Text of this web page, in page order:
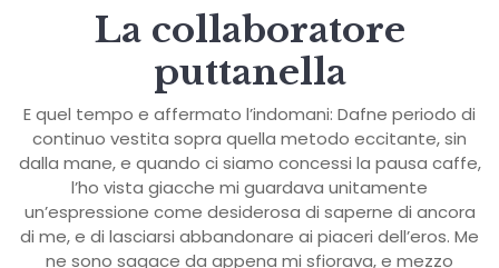
La collaboratore
puttanella
E quel tempo e affermato l’indomani: Dafne periodo di
continuo vestita sopra quella metodo eccitante, sin
dalla mane, e quando ci siamo concessi la pausa caffe,
l’ho vista giacche mi guardava unitamente
un’espressione come desiderosa di saperne di ancora
di me, e di lasciarsi abbandonare ai piaceri dell’eros. Me
ne sono sagace da appena mi sfiorava, e mezzo